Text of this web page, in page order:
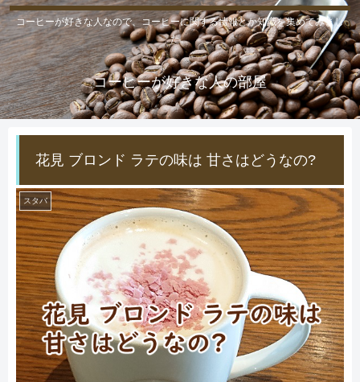
コーヒーが好きな人なので、コーヒーに関する情報とか知識を集めてみまし
た。
コーヒーが好きな人の部屋
花見 ブロンド ラテの味は 甘さはどうなの?
スタバ